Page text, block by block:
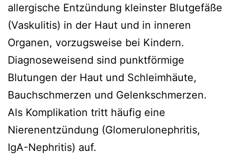
IgA-Nephropathie als
Differenzialdiagnose
Assoziationen mit anderen
Erkrankungen
Auslöser
Therapie
Prognose
Verweise
allergische Entzündung kleinster Blutgefäße
(Vaskulitis) in der Haut und in inneren
Organen, vorzugsweise bei Kindern.
Diagnoseweisend sind punktförmige
Blutungen der Haut und Schleimhäute,
Bauchschmerzen und Gelenkschmerzen.
Als Komplikation tritt häufig eine
Nierenentzündung (Glomerulonephritis,
IgA-Nephritis) auf.